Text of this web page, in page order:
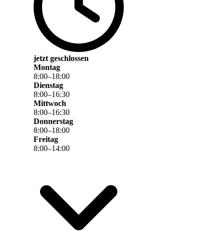
jetzt geschlossen
Montag
8:00–18:00
Dienstag
8:00–16:30
Mittwoch
8:00–16:30
Donnerstag
8:00–18:00
Freitag
8:00–14:00